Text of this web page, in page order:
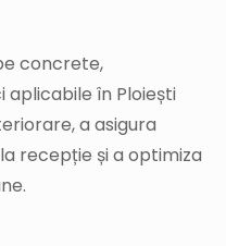
concrete,
în Ploiești
a asigura
recepție și a optimiza